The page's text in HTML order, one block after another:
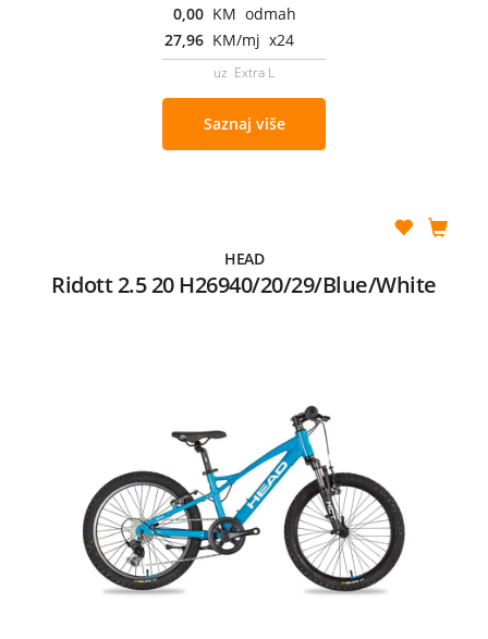
0,00 KM odmah
27,96 KM/mj x24
uz Extra L
Saznaj više
HEAD
Ridott 2.5 20 H26940/20/29/Blue/White